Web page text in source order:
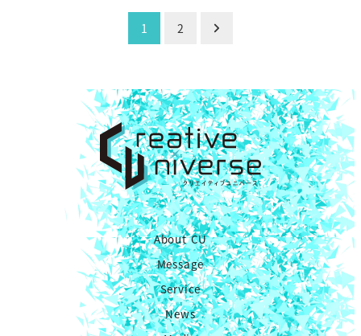
1 2
About CU
Message
Service
News